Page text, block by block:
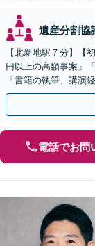
遺産分割協
【北新地駅７分】【
円以上の高額事案」
「書籍の執筆、講演
続放棄など【休日・
電話でお問